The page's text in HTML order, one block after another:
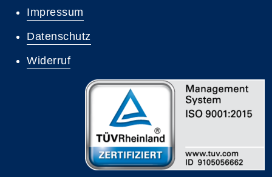
Impressum
Datenschutz
Widerruf